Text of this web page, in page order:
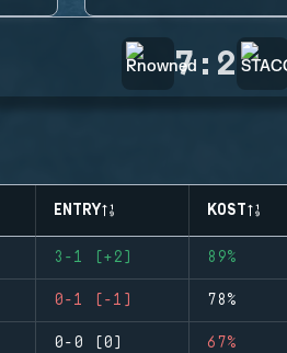
7: 2
ENTRY KOST
3-1 (+2) 89%
0-1 (-1) 78%
0-0 (0) 67%